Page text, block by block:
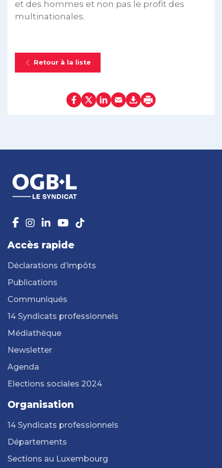
et des hommes et non pas le profit des
multinationales.
Retour à la liste
Accès rapide
Déclarations d’impôts
Publications
Communiqués
14 Syndicats professionnels
Médiathèque
Newsletter
Agenda
Elections sociales 2024
Organisation
14 Syndicats professionnels
Départements
Sections au Luxembourg